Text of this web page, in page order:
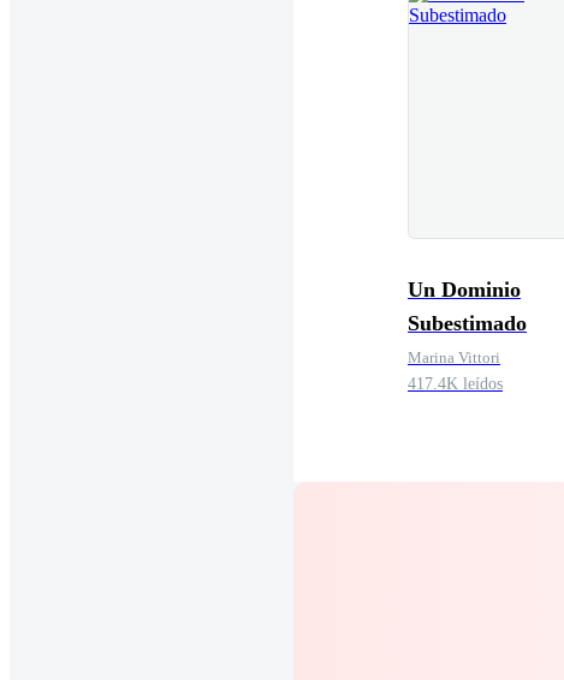
Un Dominio
Subestimado
Marina Vittori
417.4K leídos